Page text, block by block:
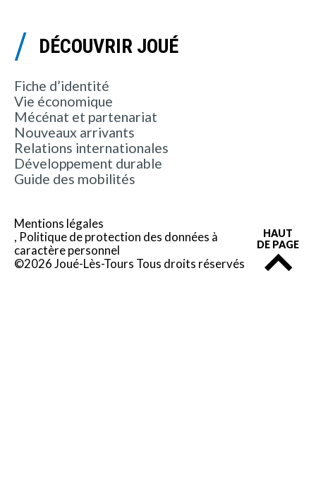
DÉCOUVRIR JOUÉ
Fiche d’identité
Vie économique
Mécénat et partenariat
Nouveaux arrivants
Relations internationales
Développement durable
Guide des mobilités
Mentions légales
Politique de protection des données à
caractère personnel
©2026 Joué-Lès-Tours Tous droits réservés
HAUT
DE PAGE